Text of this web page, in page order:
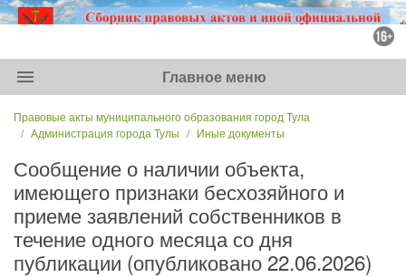
menu Главное меню
Правовые акты муниципального образования город Тула
Администрация города Тулы
Иные документы
Сообщение о наличии объекта,
имеющего признаки бесхозяйного и
приеме заявлений собственников в
течение одного месяца со дня
публикации (опубликовано 22.06.2026)